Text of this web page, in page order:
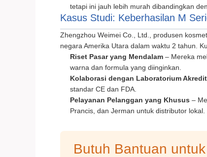
tetapi ini jauh lebih murah dibandingkan
Kasus Studi: Keberhasilan M
Zhengzhou Weimei Co., Ltd., produsen
negara Amerika Utara dalam waktu 2 tahun.
Riset Pasar yang Mendalam – Mereka
warna dan formula yang diinginkan.
Kolaborasi dengan Laboratorium
standar CE dan FDA.
Pelayanan Pelanggan yang Khusus –
Prancis, dan Jerman untuk distributor lokal.
Butuh Bantuan